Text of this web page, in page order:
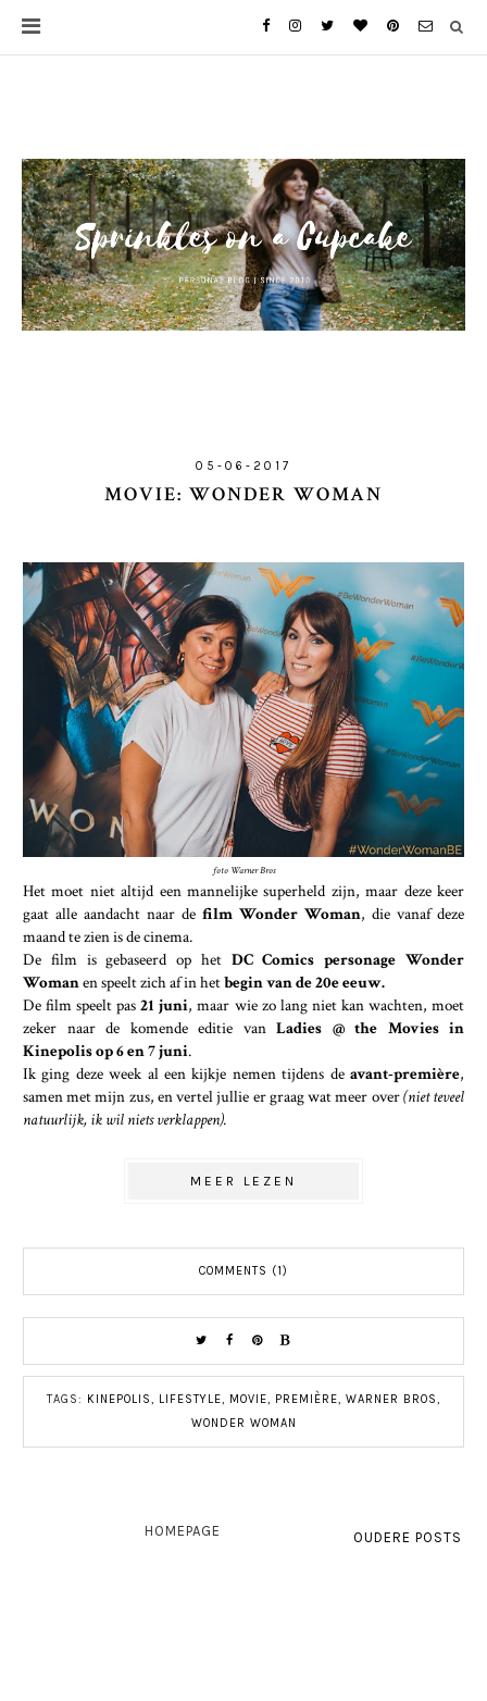
05-06-2017
MOVIE: WONDER WOMAN
foto Warner Bros
Het moet niet altijd een mannelijke superheld zijn, maar deze keer
gaat alle aandacht naar de film Wonder Woman, die vanaf deze
maand te zien is de cinema.
De film is gebaseerd op hetDC Comics personage Wonder
Womanen speelt zich af in hetbegin van de 20e eeuw.
De film speelt pas21 juni, maar wie zo lang niet kan wachten, moet
zeker naar de komende editie vanLadies @ the Movies in
Kinepolis op 6 en 7 juni.
Ik ging deze week al een kijkje nemen tijdens de avant-première,
samen met mijn zus, en vertel jullie er graag wat meer over(niet teveel
natuurlijk, ik wil niets verklappen).
MEER LEZEN
COMMENTS (1)
TAGS: KINEPOLIS, LIFESTYLE, MOVIE, PREMIÈRE, WARNER BROS,
WONDER WOMAN
OUDERE POSTS
HOMEPAGE